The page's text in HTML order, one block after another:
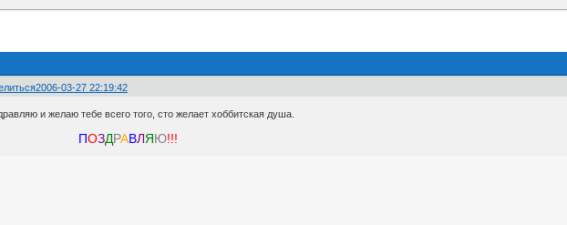
2006-03-27 22:19:42
и желаю тебе всего того, сто желает хоббитская душа.
ПОЗДРАВЛЯЮ!!!